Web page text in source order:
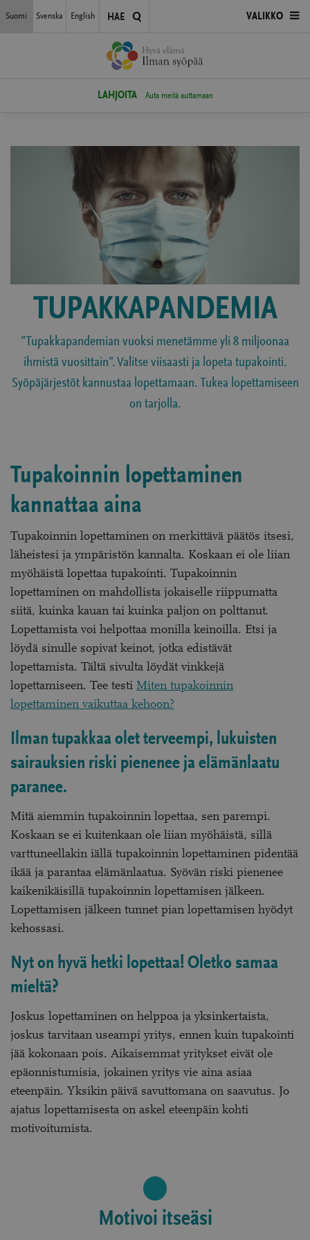
LAHJOITA Auta meitä auttamaan
Suomi Svenska English HAE AVAA
VALIKKO
TUPAKKAPANDEMIA
”Tupakkapandemian vuoksi menetämme yli 8 miljoonaa
ihmistä vuosittain”. Valitse viisaasti ja lopeta tupakointi.
Syöpäjärjestöt kannustaa lopettamaan. Tukea lopettamiseen
on tarjolla.
Tupakoinnin lopettaminen
kannattaa aina
Tupakoinnin lopettaminen on merkittävä päätös itsesi,
läheistesi ja ympäristön kannalta. Koskaan ei ole liian
myöhäistä lopettaa tupakointi. Tupakoinnin
lopettaminen on mahdollista jokaiselle riippumatta
siitä, kuinka kauan tai kuinka paljon on polttanut.
Lopettamista voi helpottaa monilla keinoilla. Etsi ja
löydä sinulle sopivat keinot, jotka edistävät
lopettamista. Tältä sivulta löydät vinkkejä
lopettamiseen. Tee testi Miten tupakoinnin
lopettaminen vaikuttaa kehoon?
Ilman tupakkaa olet terveempi, lukuisten
sairauksien riski pienenee ja elämänlaatu
paranee.
Mitä aiemmin tupakoinnin lopettaa, sen parempi.
Koskaan se ei kuitenkaan ole liian myöhäistä, sillä
varttuneellakin iällä tupakoinnin lopettaminen pidentää
ikää ja parantaa elämänlaatua. Syövän riski pienenee
kaikenikäisillä tupakoinnin lopettamisen jälkeen.
Lopettamisen jälkeen tunnet pian lopettamisen hyödyt
kehossasi.
Nyt on hyvä hetki lopettaa! Oletko samaa
mieltä?
Joskus lopettaminen on helppoa ja yksinkertaista,
joskus tarvitaan useampi yritys, ennen kuin tupakointi
jää kokonaan pois. Aikaisemmat yritykset eivät ole
epäonnistumisia, jokainen yritys vie aina asiaa
eteenpäin. Yksikin päivä savuttomana on saavutus. Jo
ajatus lopettamisesta on askel eteenpäin kohti
motivoitumista.
Motivoi itseäsi